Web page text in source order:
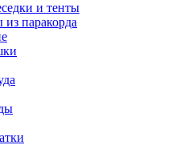
и тенты
из паракорда